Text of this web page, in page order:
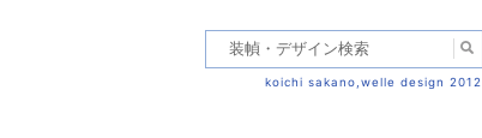
koichi sakano,welle design 2012